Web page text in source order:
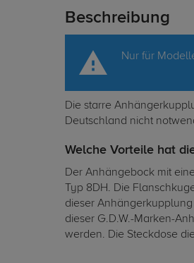
Beschreibung
Nur für
Die starre
Deutschland nicht
Welche Vorteile hat
Der Anhängebock mit
Typ 8DH. Die
dieser
dieser G.D.W.-Marken-
werden. Die Steckdose